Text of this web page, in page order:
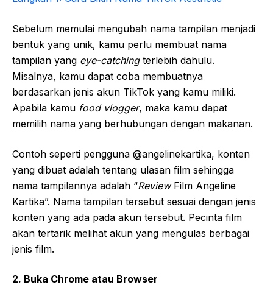
Sebelum memulai mengubah nama tampilan menjadi
bentuk yang unik, kamu perlu membuat nama
tampilan yang eye-catchingterlebih dahulu.
Misalnya, kamu dapat coba membuatnya
berdasarkan jenis akun TikTok yang kamu miliki.
Apabila kamu food vlogger, maka kamu dapat
memilih nama yang berhubungan dengan makanan.
Contoh seperti pengguna @angelinekartika, konten
yang dibuat adalah tentang ulasan film sehingga
nama tampilannya adalah “Review Film Angeline
Kartika”. Nama tampilan tersebut sesuai dengan jenis
konten yang ada pada akun tersebut. Pecinta film
akan tertarik melihat akun yang mengulas berbagai
jenis film.
2. Buka Chrome atau Browser